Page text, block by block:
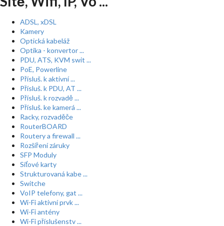
ADSL, xDSL
Kamery
Optická kabeláž
Optika - konvertor ...
PDU, ATS, KVM swit ...
PoE, Powerline
Přísluš. k aktivní ...
Přísluš. k PDU, AT ...
Přísluš. k rozvadě ...
Přísluš. ke kamerá ...
Racky, rozvaděče
RouterBOARD
Routery a firewall ...
Rozšíření záruky
SFP Moduly
Síťové karty
Strukturovaná kabe ...
Switche
VoIP telefony, gat ...
Wi-Fi aktivní prvk ...
Wi-Fi antény
Wi-Fi příslušenstv ...